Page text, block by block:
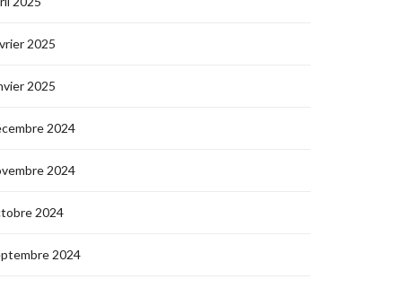
2025
2025
2024
2024
2024
2024